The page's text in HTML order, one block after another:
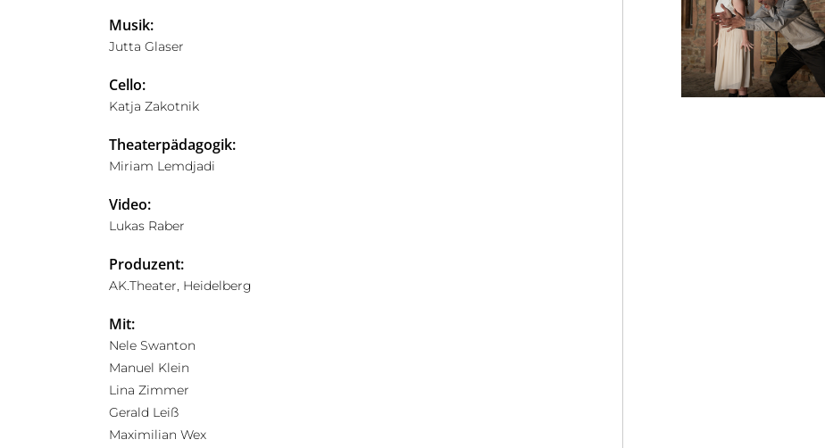
Musik:
Jutta Glaser
Cello:
Katja Zakotnik
Theaterpädagogik:
Miriam Lemdjadi
Video:
Lukas Raber
Produzent:
AK.Theater, Heidelberg
Mit:
Nele Swanton
Manuel Klein
Lina Zimmer
Gerald Leiß
Maximilian Wex